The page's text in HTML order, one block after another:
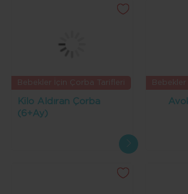
Kilo Aldıran Çorba
(6+Ay)